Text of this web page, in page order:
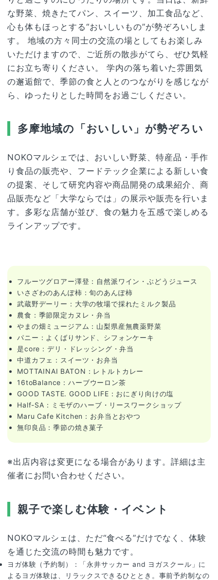
な野菜、焼きたてパン、スイーツ、加工食品など、
心も体もほっとする“おいしいもの”が勢ぞろいしま
す。 地域の方々同士の交流の場としてもお楽しみ
いただけますので、ご近所の散歩がてら、ぜひ気軽
にお立ち寄りください。 学内の落ち着いた雰囲気
の邂逅館で、季節の食と人とのつながりを感じなが
ら、ゆったりとした時間をお過ごしください。
多摩地域の「おいしい」が勢ぞろい
NOKOマルシェでは、おいしい野菜、特産品・手作
り食品の販売や、フードテック企業による新しい食
の提案、そして研究内容や商品開発の成果紹介、商
品販売など「大学ならでは」の展示や販売を行いま
す。多彩な店舗が並び、食の魅力を五感で楽しめる
ラインアップです。
フルーツグロアー澤登：自然派ワイン・ぶどうジュース
いさざわのあんぽ柿：旬のあんぽ柿
武蔵野デーリー：大学の牧場で採れたミルク製品
農食：季節限定カヌレ・弁当
やまの畑ミュージアム：山梨県産無農薬野菜
パニー：よくばりサンド、シフォンケーキ
是core：デリ・ドレッシング・弁当
中道カフェ：スイーツ・お弁当
MOTTAINAI BATON：レトルトカレー
16toBalance：ハーブウーロン茶
GOOD TASTE. GOOD LIFE：おにぎり向けの塩
Half-SA：ミモザのハーブ・リースワークショップ
Maru Cafe Kitchen：お弁当とおやつ
無印良品：季節の焼き菓子
※出店内容は変更になる場合があります。詳細は主
催者にお問い合わせください。
親子で楽しむ体験・イベント
NOKOマルシェは、ただ“食べる”だけでなく、体験
を通じた交流の時間も魅力です。
ヨガ体験（予約制）：「永井サッカー and ヨガスクール」に
よるヨガ体験は、リラックスできるひととき。事前予約制なの